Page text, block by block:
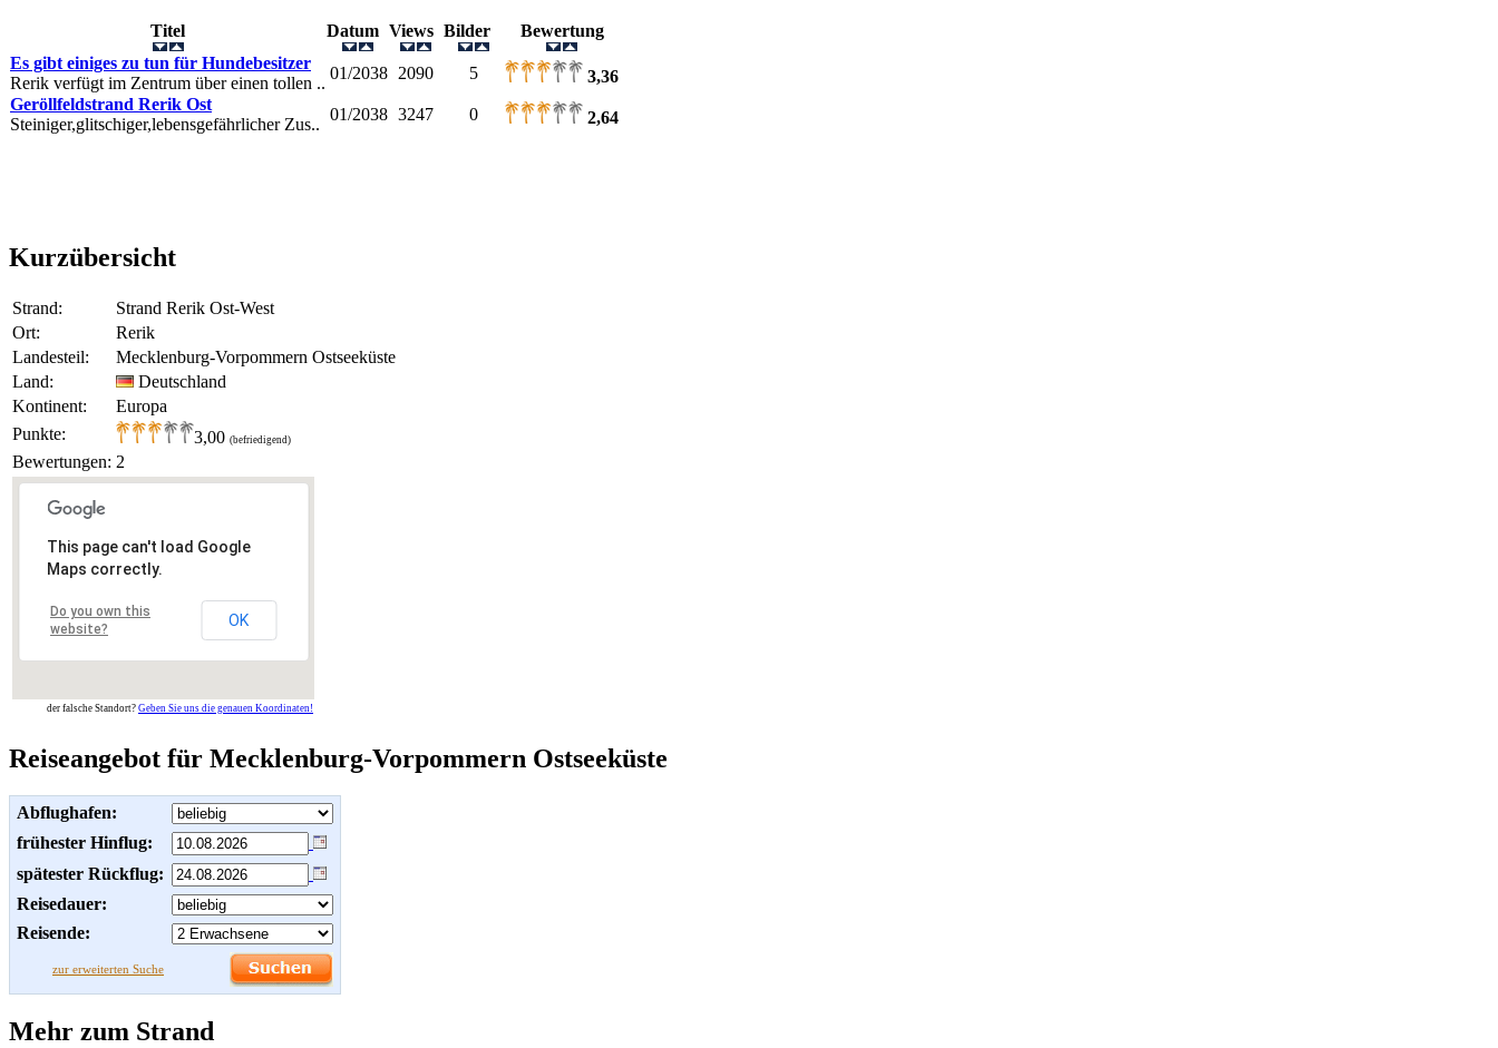
Titel Datum Views Bilder
Bewertung
Es gibt einiges zu tun für Hundebesitzer
Rerik verfügt im Zentrum über einen tollen ..
01/2038 2090 5
3,36
Geröllfeldstrand Rerik Ost
Steiniger,glitschiger,lebensgefährlicher Zus..
01/2038 3247 0 2,64
Kurzübersicht
Strand:
Strand Rerik Ost-West
Ort:
Rerik
Landesteil:
Mecklenburg-Vorpommern Ostseeküste
Land:
Deutschland
Kontinent:
Europa
Punkte:
3,00 (befriedigend)
Bewertungen: 2
This page can't load Google
Maps correctly.
Do you own this
website?
OK
der falsche Standort? Geben Sie uns die genauen Koordinaten!
Reiseangebot für Mecklenburg-Vorpommern Ostseeküste
Abflughafen:
frühester Hinflug:
spätester Rückflug:
Reisedauer:
Reisende:
zur erweiterten Suche
Mehr zum Strand